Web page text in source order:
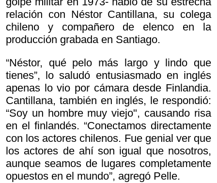
relación con Néstor Cantillana, su colega
chileno y compañero de elenco en la
producción grabada en Santiago.
“Néstor, qué pelo más largo y lindo que
tienes”, lo saludó entusiasmado en inglés
apenas lo vio por cámara desde Finlandia.
Cantillana, también en inglés, le respondió:
“Soy un hombre muy viejo", causando risa
en el finlandés. “Conectamos directamente
con los actores chilenos. Fue genial ver que
los actores de ahí son igual que nosotros,
aunque seamos de lugares completamente
opuestos en el mundo”, agregó Pelle.